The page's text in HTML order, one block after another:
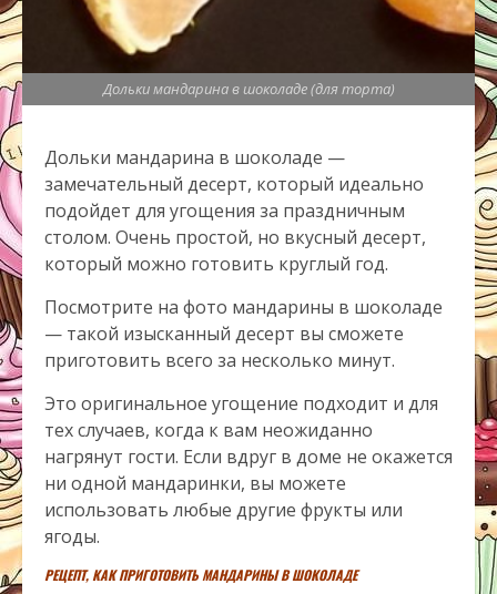
Дольки мандарина в шоколаде (для торта)
Дольки мандарина в шоколаде —
замечательный десерт, который идеально
подойдет для угощения за праздничным
столом. Очень простой, но вкусный десерт,
который можно готовить круглый год.
Посмотрите на фото мандарины в шоколаде
— такой изысканный десерт вы сможете
приготовить всего за несколько минут.
Это оригинальное угощение подходит и для
тех случаев, когда к вам неожиданно
нагрянут гости. Если вдруг в доме не окажется
ни одной мандаринки, вы можете
использовать любые другие фрукты или
ягоды.
РЕЦЕПТ, КАК ПРИГОТОВИТЬ МАНДАРИНЫ В ШОКОЛАДЕ